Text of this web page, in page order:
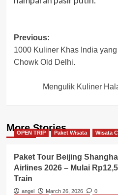
Post
navigation
Previous:
1000 Kuliner Khas India
Chowk Old Delhi.
Mengulik Kuliner
More Stories
OPEN TRIP Paket Wisata Wisata
Paket Tour Beijing
Airlines 2026 – Mulai
Train
angel March 26, 2026
0